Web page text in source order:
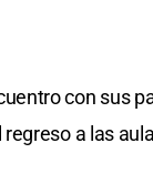
con sus
a las